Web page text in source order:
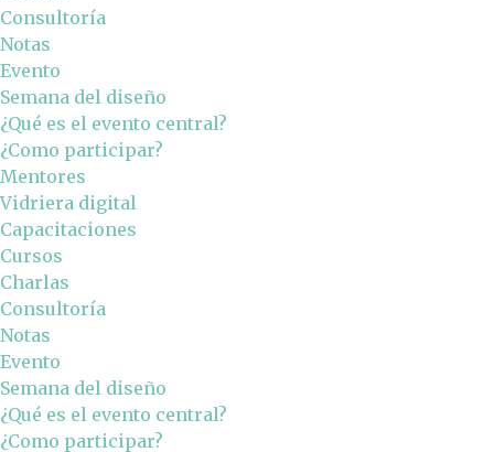
Consultoría
Notas
Evento
Semana del diseño
¿Qué es el evento central?
¿Como participar?
Mentores
Vidriera digital
Capacitaciones
Cursos
Charlas
Consultoría
Notas
Evento
Semana del diseño
¿Qué es el evento central?
¿Como participar?